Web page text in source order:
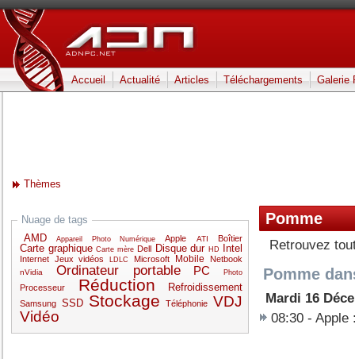
Accueil Actualité Articles Téléchargements Galerie
Thèmes
Pomme
Retrouvez
Pomme
Mardi 16
08:30 - Apple
Nuage de tags
AMD Appareil Photo Numérique Apple ATI Boîtier
Carte graphique Carte mère Dell Disque dur HD Intel
Internet Jeux vidéos LDLC Microsoft Mobile Netbook
nVidia Ordinateur portable PC Photo
Processeur Réduction Refroidissement
Samsung SSD Stockage Téléphonie VDJ
Vidéo